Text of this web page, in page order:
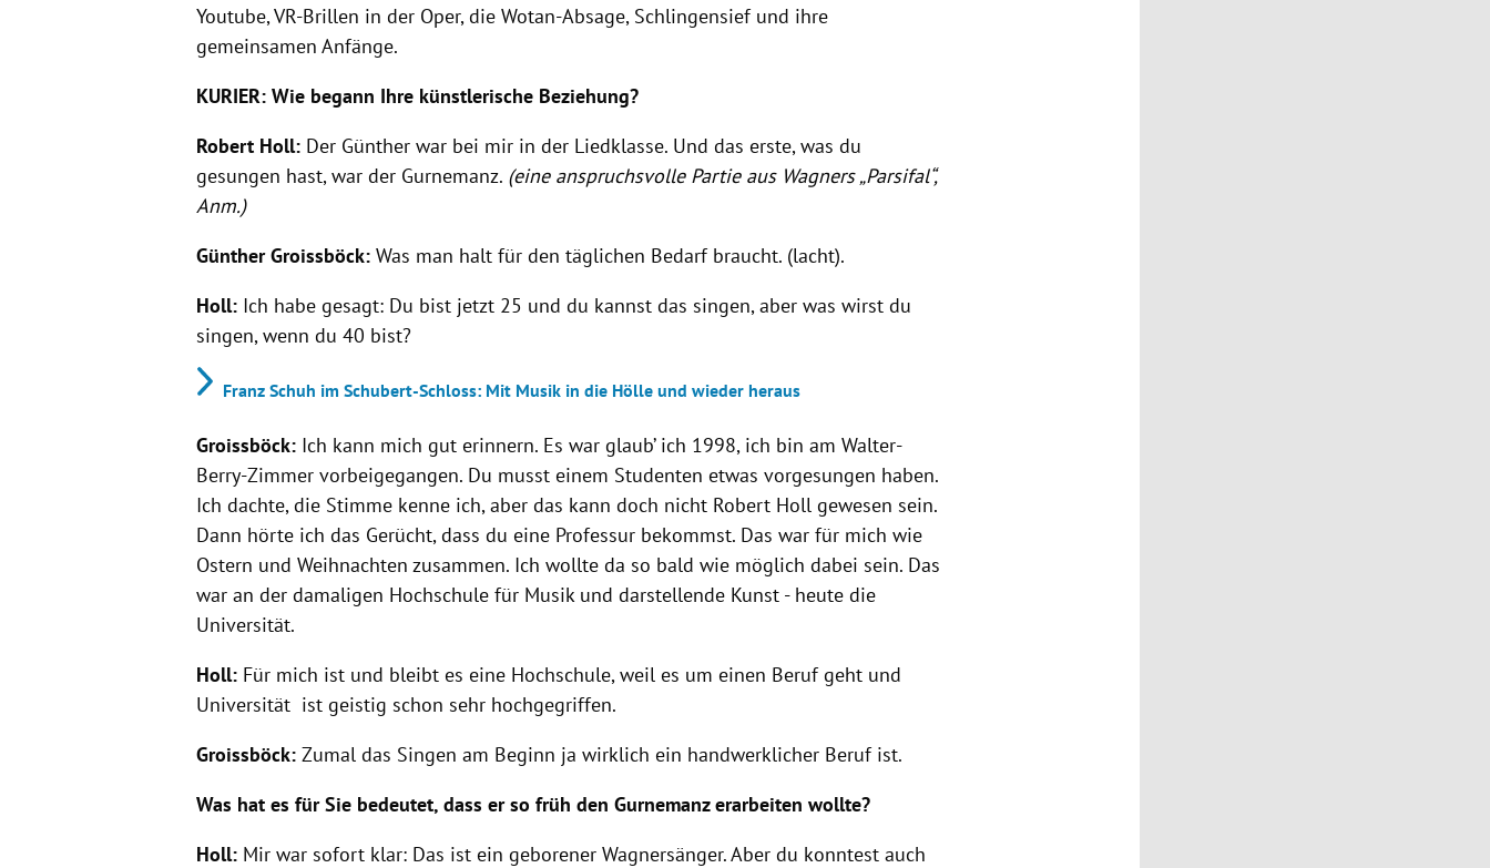
Youtube, VR-Brillen in der Oper, die Wotan-Absage, Schlingensief und ihre
gemeinsamen Anfänge.
KURIER: Wie begann Ihre künstlerische Beziehung?
Robert Holl:Der Günther war bei mir in der Liedklasse. Und das erste, was du
gesungen hast, war der Gurnemanz. (eine anspruchsvolle Partie aus Wagners „Parsifal“,
Anm.)
Günther Groissböck:Was man halt für den täglichen Bedarf braucht. (lacht).
Holl:Ich habe gesagt: Du bist jetzt 25 und du kannst das singen, aber was wirst du
singen, wenn du 40 bist?
Franz Schuh im Schubert-Schloss: Mit Musik in die Hölle und wieder heraus
Groissböck:Ich kann mich gut erinnern. Es war glaub’ ich 1998, ich bin am Walter-
Berry-Zimmer vorbeigegangen. Du musst einem Studenten etwas vorgesungen haben.
Ich dachte, die Stimme kenne ich, aber das kann doch nicht Robert Holl gewesen sein.
Dann hörte ich das Gerücht, dass du eine Professur bekommst. Das war für mich wie
Ostern und Weihnachten zusammen. Ich wollte da so bald wie möglich dabei sein. Das
war an der damaligen Hochschule für Musik und darstellende Kunst - heute die
Universität.
Holl: Für mich ist und bleibt es eine Hochschule, weil es um einen Beruf geht und
Universität ist geistig schon sehr hochgegriffen.
Groissböck: Zumal das Singen am Beginn ja wirklich ein handwerklicher Beruf ist.
Was hat es für Sie bedeutet, dass er so früh den Gurnemanz erarbeiten wollte?
Holl:Mir war sofort klar: Das ist ein geborener Wagnersänger. Aber du konntest auch